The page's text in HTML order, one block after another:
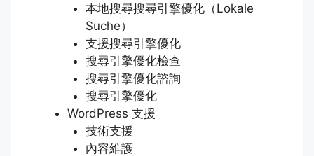
本地搜尋搜尋引擎優化（Lokale
Suche）
支援搜尋引擎優化
搜尋引擎優化檢查
搜尋引擎優化諮詢
搜尋引擎優化
WordPress 支援
技術支援
內容維護